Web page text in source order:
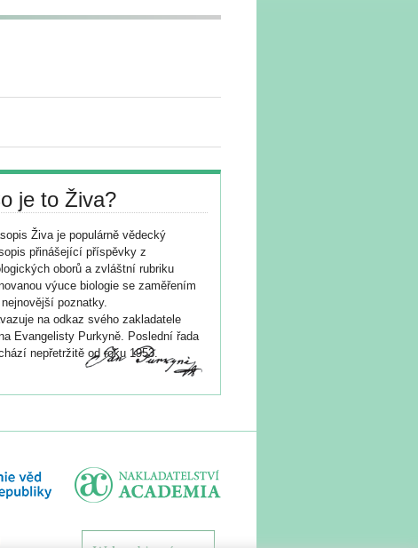
je to Živa?
Živa je populárně vědecký
přinášející příspěvky z
oborů a zvláštní rubriku
výuce biologie se zaměřením
poznatky.
na odkaz svého zakladatele
Evangelisty Purkyně. Poslední řada
nepřetržitě od roku 1953.